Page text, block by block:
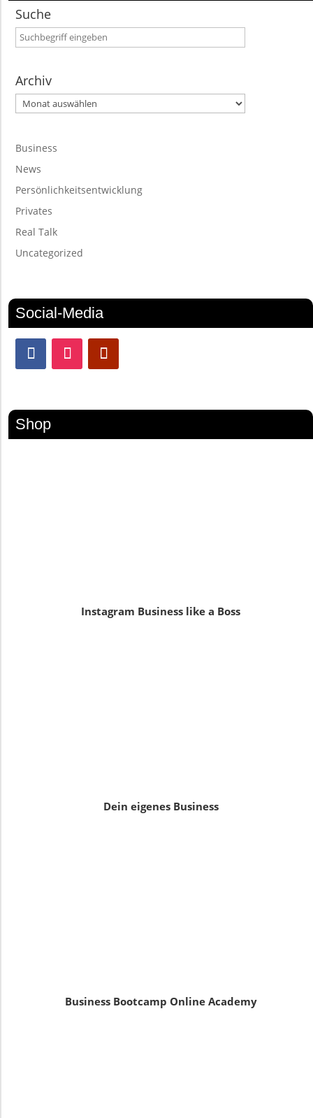
Suche
Archiv
Archiv
Business
News
Persönlichkeitsentwicklung
Privates
Real Talk
Uncategorized
Social-Media
Shop
Instagram Business like a Boss
Dein eigenes Business
Business Bootcamp Online Academy